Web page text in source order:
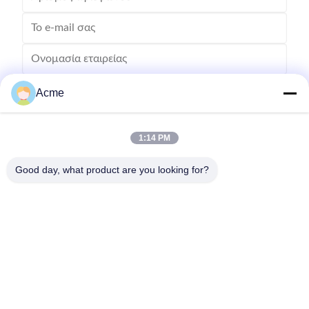
Στείλετε
Acme
1:14 PM
Good day, what product are you looking for?